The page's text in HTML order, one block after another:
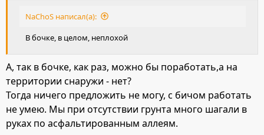
NaChoS написал(а):
В бочке, в целом, неплохой
А, так в бочке, как раз, можно бы поработать,а на
территории снаружи - нет?
Тогда ничего предложить не могу, с бичом работать
не умею. Мы при отсутствии грунта много шагали в
руках по асфальтированным аллеям.